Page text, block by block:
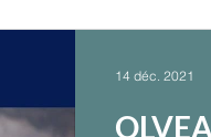
14 déc. 2021